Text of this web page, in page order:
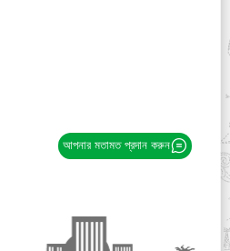
আপনার মতামত প্রদান করুন